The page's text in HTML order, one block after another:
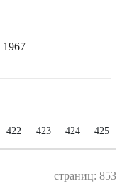
1967
422 423 424 425
страниц: 853